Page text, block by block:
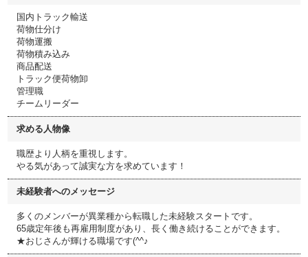
国内トラック輸送
荷物仕分け
荷物運搬
荷物積み込み
商品配送
トラック便荷物卸
管理職
チームリーダー
求める人物像
職歴より人柄を重視します。
やる気があって誠実な方を求めています！
未経験者へのメッセージ
多くのメンバーが異業種から転職した未経験スタートです。
65歳定年後も再雇用制度があり、長く働き続けることができます。
★おじさんが輝ける職場です(^^♪